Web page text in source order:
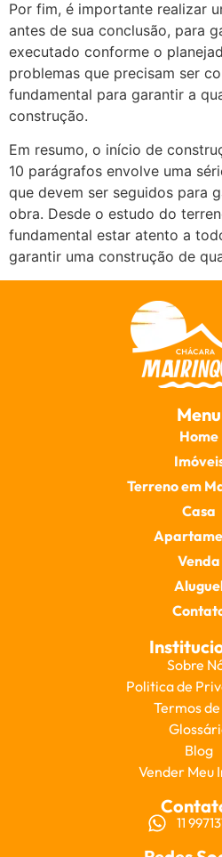
Por fim, é importante realizar
antes de sua conclusão, para
executado conforme o
problemas que precisam ser
fundamental para garantir a
construção.
Em resumo, o início de
10 parágrafos envolve uma
que devem ser seguidos para
obra. Desde o estudo do
fundamental estar atento a
garantir uma construção de
Menu
Home
Terreno em
Casa
Venda
Sobre
Politica de
Termos de
Blog
Vender Meu
11